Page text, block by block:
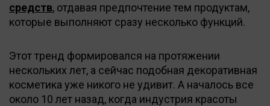
средств, отдавая предпочтение тем продуктам,
которые выполняют сразу несколько функций.
Этот тренд формировался на протяжении
нескольких лет, а сейчас подобная декоративная
косметика уже никого не удивит. А началось все
около 10 лет назад, когда индустрия красоты